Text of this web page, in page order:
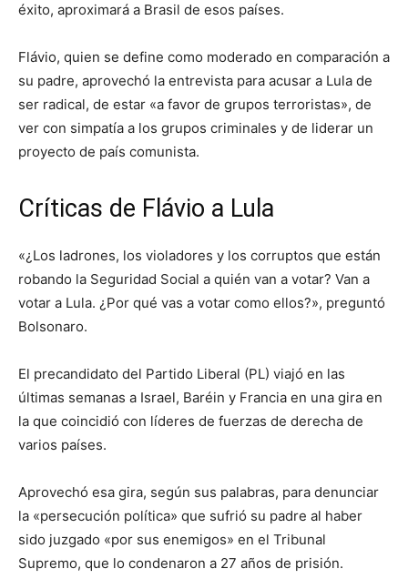
éxito, aproximará a Brasil de esos países.
Flávio, quien se define como moderado en comparación a
su padre, aprovechó la entrevista para acusar a Lula de
ser radical, de estar «a favor de grupos terroristas», de
ver con simpatía a los grupos criminales y de liderar un
proyecto de país comunista.
Críticas de Flávio a Lula
«¿Los ladrones, los violadores y los corruptos que están
robando la Seguridad Social a quién van a votar? Van a
votar a Lula. ¿Por qué vas a votar como ellos?», preguntó
Bolsonaro.
El precandidato del Partido Liberal (PL) viajó en las
últimas semanas a Israel, Baréin y Francia en una gira en
la que coincidió con líderes de fuerzas de derecha de
varios países.
Aprovechó esa gira, según sus palabras, para denunciar
la «persecución política» que sufrió su padre al haber
sido juzgado «por sus enemigos» en el Tribunal
Supremo, que lo condenaron a 27 años de prisión.